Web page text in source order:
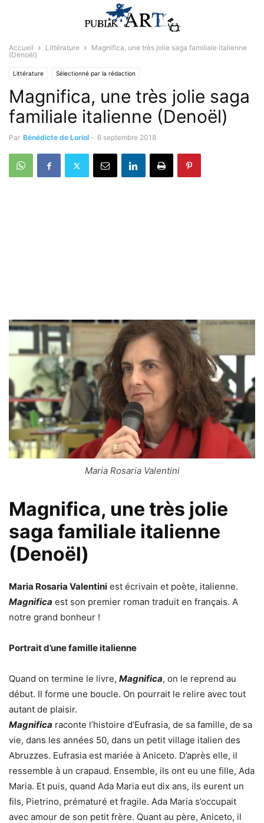
Accueil Littérature
Magnifica, une très jolie saga familiale italienne
(Denoël)
Littérature Sélectionné par la rédaction
Magnifica, une très jolie saga
familiale italienne (Denoël)
Par Bénédicte de Loriol - 6 septembre 2018
Maria Rosaria Valentini
Magnifica, une très jolie
saga familiale italienne
(Denoël)
Maria Rosaria Valentini est écrivain et poète, italienne.
Magnifica est son premier roman traduit en français. A
notre grand bonheur !
Portrait d’une famille italienne
Quand on termine le livre, Magnifica, on le reprend au
début. Il forme une boucle. On pourrait le relire avec tout
autant de plaisir.
Magnifica raconte l’histoire d’Eufrasia, de sa famille, de sa
vie, dans les années 50, dans un petit village italien des
Abruzzes. Eufrasia est mariée à Aniceto. D’après elle, il
ressemble à un crapaud. Ensemble, ils ont eu une fille, Ada
Maria. Et puis, quand Ada Maria eut dix ans, ils eurent un
fils, Pietrino, prématuré et fragile. Ada Maria s’occupait
avec amour de son petit frère. Quant au père, Aniceto, il